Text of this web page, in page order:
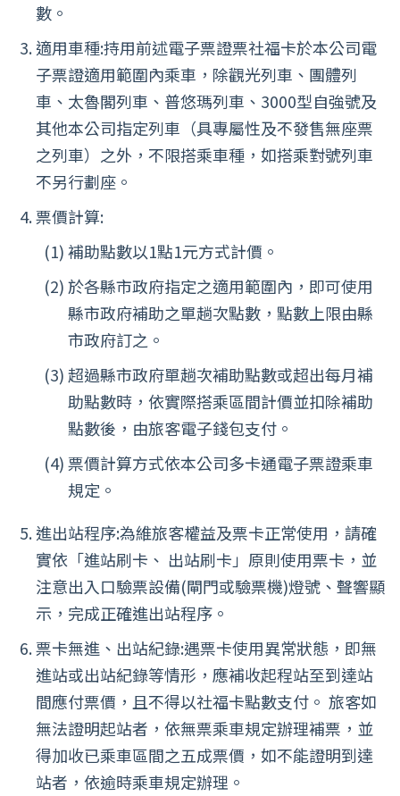
數。
適用車種:持用前述電子票證票社福卡於本公司電
子票證適用範圍內乘車，除觀光列車、團體列
車、太魯閣列車、普悠瑪列車、3000型自強號及
其他本公司指定列車（具專屬性及不發售無座票
之列車）之外，不限搭乘車種，如搭乘對號列車
不另行劃座。
票價計算:
補助點數以1點1元方式計價。
於各縣市政府指定之適用範圍內，即可使用
縣市政府補助之單趟次點數，點數上限由縣
市政府訂之。
超過縣市政府單趟次補助點數或超出每月補
助點數時，依實際搭乘區間計價並扣除補助
點數後，由旅客電子錢包支付。
票價計算方式依本公司多卡通電子票證乘車
規定。
進出站程序:為維旅客權益及票卡正常使用，請確
實依「進站刷卡、 出站刷卡」原則使用票卡，並
注意出入口驗票設備(閘門或驗票機)燈號、聲響顯
示，完成正確進出站程序。
票卡無進、出站紀錄:遇票卡使用異常狀態，即無
進站或出站紀錄等情形，應補收起程站至到達站
間應付票價，且不得以社福卡點數支付。 旅客如
無法證明起站者，依無票乘車規定辦理補票，並
得加收已乘車區間之五成票價，如不能證明到達
站者，依逾時乘車規定辦理。